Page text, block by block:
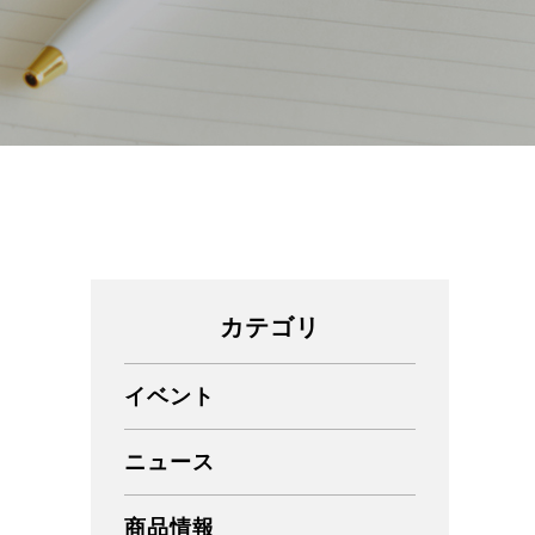
カテゴリ
イベント
ニュース
商品情報